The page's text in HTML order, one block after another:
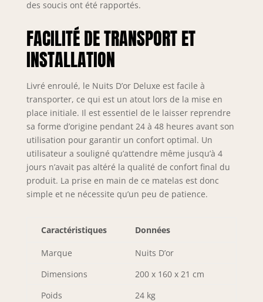
des soucis ont été rapportés.
FACILITÉ DE TRANSPORT ET
INSTALLATION
Livré enroulé, le Nuits D’or Deluxe est facile à
transporter, ce qui est un atout lors de la mise en
place initiale. Il est essentiel de le laisser reprendre
sa forme d’origine pendant 24 à 48 heures avant son
utilisation pour garantir un confort optimal. Un
utilisateur a souligné qu’attendre même jusqu’à 4
jours n’avait pas altéré la qualité de confort final du
produit. La prise en main de ce matelas est donc
simple et ne nécessite qu’un peu de patience.
Caractéristiques Données
Marque
Nuits D’or
Dimensions
200 x 160 x 21 cm
Poids
24 kg